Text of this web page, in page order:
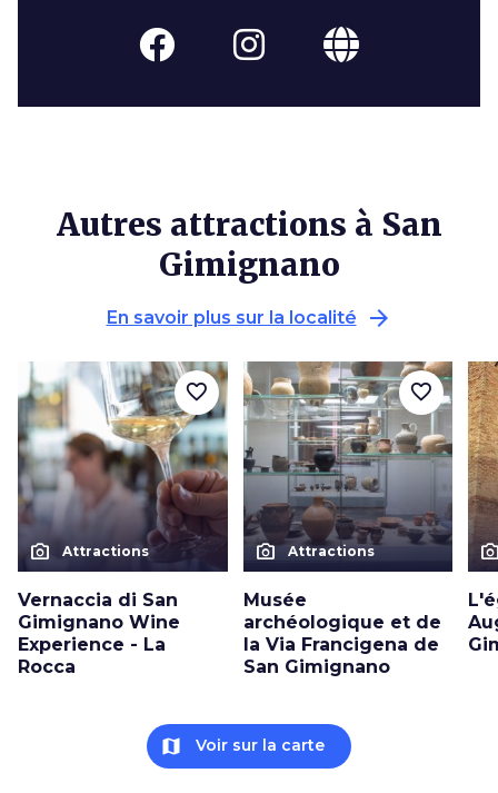
Autres attractions à San
Gimignano
En savoir plus sur la localité arrow_forward
photo_camera Attractions
Vernaccia di San
Gimignano Wine
Experience - La
Rocca
favorite_border
photo_camera Attractions
Musée
archéologique et de
la Via Francigena de
San Gimignano
favorite_border
map Voir sur la carte